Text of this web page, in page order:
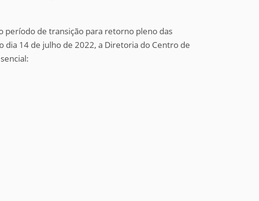
período de transição para retorno pleno das
14 de julho de 2022, a Diretoria do Centro de